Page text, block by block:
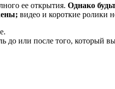
ее открытия. Однако
видео и короткие ролики
или после того, который